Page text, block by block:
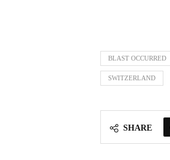
BLAST OCCURRED
SWITZERLAND
SHARE